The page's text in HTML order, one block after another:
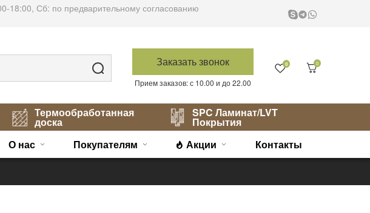
18:00, Сб: по предварительному согласованию
Заказать звонок
Прием заказов: с 10.00 и до 22.00
0 0
Термообработанная
доска
SPC Ламинат/LVT
Покрытия
О нас Покупателям Акции Контакты